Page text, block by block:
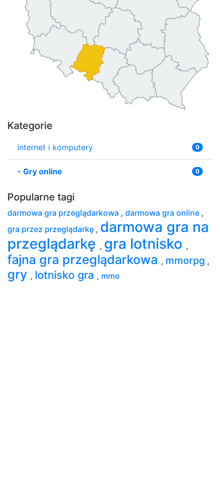
Kategorie
Internet i komputery 0
- Gry online 0
Popularne tagi
darmowa gra przeglądarkowa , darmowa gra online ,
gra przez przeglądarkę , darmowa gra na
przeglądarkę , gra lotnisko ,
fajna gra przeglądarkowa , mmorpg ,
gry , lotnisko gra , mmo